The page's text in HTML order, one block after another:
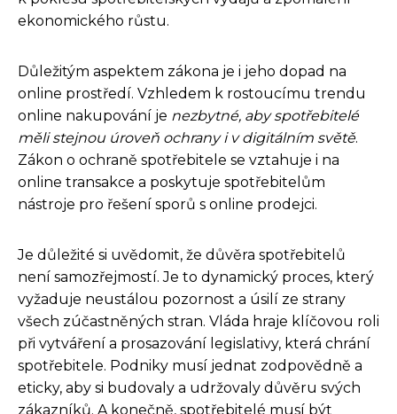
ekonomického růstu.
Důležitým aspektem zákona je i jeho dopad na
online prostředí. Vzhledem k rostoucímu trendu
online nakupování je nezbytné, aby spotřebitelé
měli stejnou úroveň ochrany i v digitálním světě.
Zákon o ochraně spotřebitele se vztahuje i na
online transakce a poskytuje spotřebitelům
nástroje pro řešení sporů s online prodejci.
Je důležité si uvědomit, že důvěra spotřebitelů
není samozřejmostí. Je to dynamický proces, který
vyžaduje neustálou pozornost a úsilí ze strany
všech zúčastněných stran. Vláda hraje klíčovou roli
při vytváření a prosazování legislativy, která chrání
spotřebitele. Podniky musí jednat zodpovědně a
eticky, aby si budovaly a udržovaly důvěru svých
zákazníků. A konečně, spotřebitelé musí být